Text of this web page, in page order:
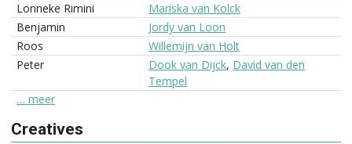
Lonneke Rimini
Mariska van Kolck
Benjamin
Jordy van Loon
Roos
Willemijn van Holt
Peter
Dook van Dijck, David van den
Tempel
… meer
Creatives